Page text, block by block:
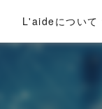
L'aideについて